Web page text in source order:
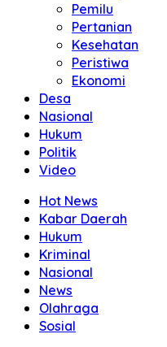
Pemilu
Pertanian
Kesehatan
Peristiwa
Ekonomi
Desa
Nasional
Hukum
Politik
Video
Hot News
Kabar Daerah
Hukum
Kriminal
Nasional
News
Olahraga
Sosial